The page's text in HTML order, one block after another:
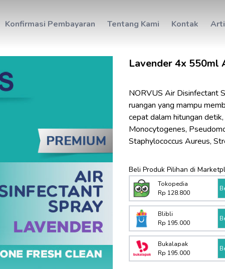
Konfirmasi Pembayaran Tentang Kami Kontak
Lavender 4x 550ml
NORVUS Air Disinfectant
ruangan yang mampu
cepat dalam hitungan
Monocytogenes,
Staphylococcus Aureus,
Beli Produk Pilihan di
Tokopedia
Rp 128.800
Blibli
Rp 195.000
Bukalapak
Rp 195.000